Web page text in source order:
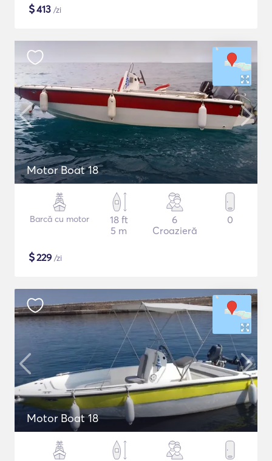
$413 /zi
Motor Boat 18
Barcă cu motor
18 ft
5 m
6
Croazieră
0
$229 /zi
Motor Boat 18